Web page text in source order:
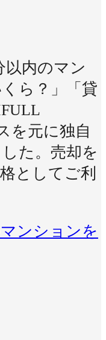
以内のマン
ら？」「貸
を元に独自
た。売却を
としてご利
ンションを